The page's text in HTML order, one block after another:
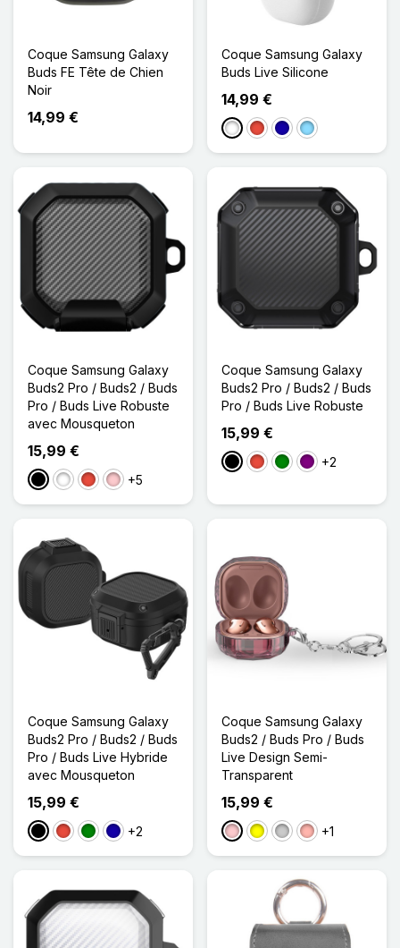
Coque Samsung Galaxy
Buds FE Tête de Chien
Noir
14,99 €
Coque Samsung Galaxy
Buds Live Silicone
14,99 €
BlancRougeBleu Foncé
Bleu Clair
Coque Samsung Galaxy
Buds2 Pro / Buds2 / Buds
Pro / Buds Live Robuste
avec Mousqueton
15,99 €
NoirBlancRougeRose+5
Coque Samsung Galaxy
Buds2 Pro / Buds2 / Buds
Pro / Buds Live Robuste
15,99 €
NoirRougeVertViolet
+2
Coque Samsung Galaxy
Buds2 Pro / Buds2 / Buds
Pro / Buds Live Hybride
avec Mousqueton
15,99 €
NoirRougeVertBleu Foncé
+2
Coque Samsung Galaxy
Buds2 / Buds Pro / Buds
Live Design Semi-
Transparent
15,99 €
RoseJauneTransparent
Or Rose
+1